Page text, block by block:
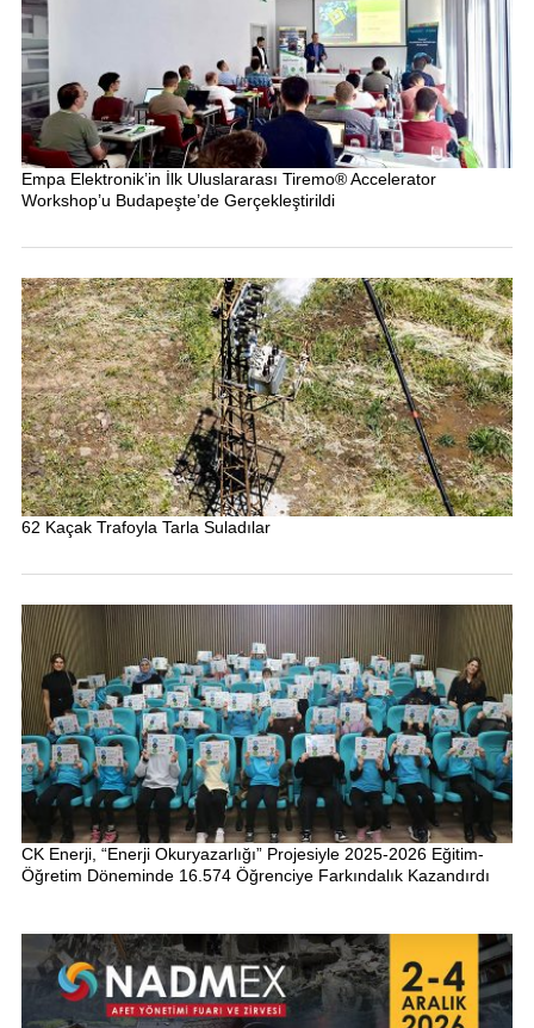
Empa Elektronik’in İlk Uluslararası Tiremo® Accelerator
Workshop’u Budapeşte’de Gerçekleştirildi
62 Kaçak Trafoyla Tarla Suladılar
CK Enerji, “Enerji Okuryazarlığı” Projesiyle 2025-2026 Eğitim-
Öğretim Döneminde 16.574 Öğrenciye Farkındalık Kazandırdı